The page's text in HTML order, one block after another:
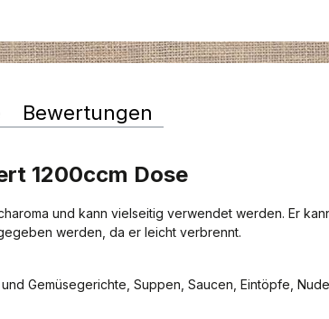
Bewertungen
1200ccm Dose
und kann vielseitig verwendet werden. Er
werden, da er leicht verbrennt.
Gemüsegerichte, Suppen, Saucen, Eintöpfe,